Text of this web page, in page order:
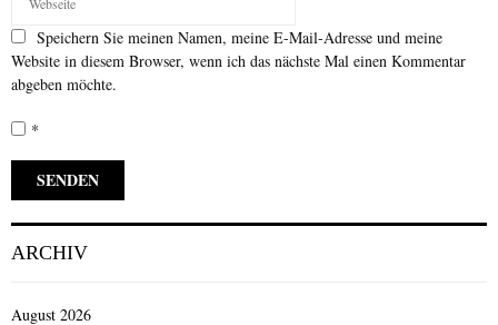
Speichern Sie meinen Namen, meine E-Mail-Adresse und meine
Website in diesem Browser, wenn ich das nächste Mal einen Kommentar
abgeben möchte.
*
ARCHIV
August 2026